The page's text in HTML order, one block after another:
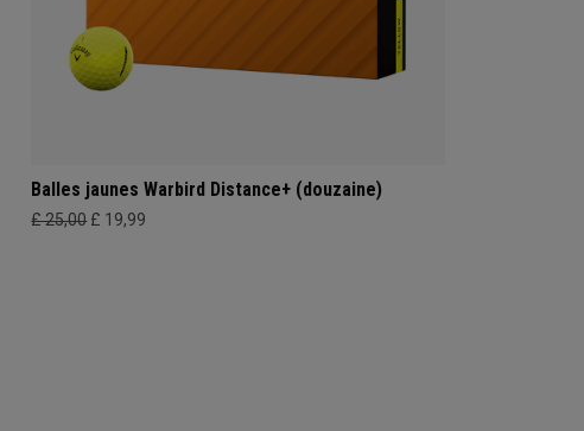
Balles jaunes Warbird Distance+ (douzaine)
£ 25,00 £ 19,99